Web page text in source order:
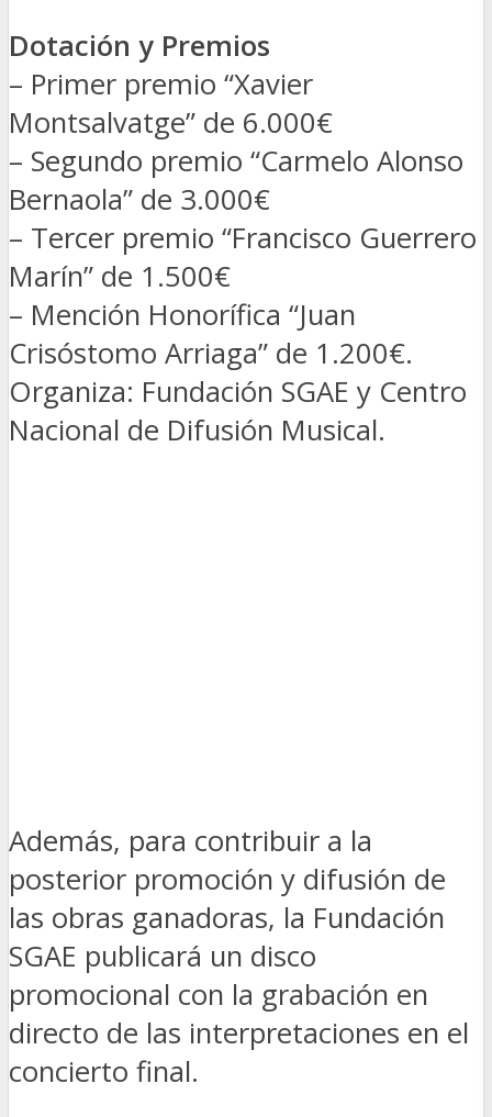
Dotación y Premios
– Primer premio “Xavier
Montsalvatge” de 6.000€
– Segundo premio “Carmelo Alonso
Bernaola” de 3.000€
– Tercer premio “Francisco Guerrero
Marín” de 1.500€
– Mención Honorífica “Juan
Crisóstomo Arriaga” de 1.200€.
Organiza: Fundación SGAE y Centro
Nacional de Difusión Musical.
Además, para contribuir a la
posterior promoción y difusión de
las obras ganadoras, la Fundación
SGAE publicará un disco
promocional con la grabación en
directo de las interpretaciones en el
concierto final.